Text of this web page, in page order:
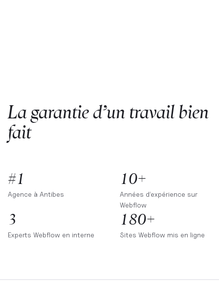
La garantie d’un travail bien
fait
#1
Agence à Antibes
10+
Années d’expérience sur
Webflow
3
Experts Webflow en interne
180+
Sites Webflow mis en ligne